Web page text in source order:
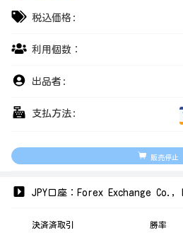
税込価格:
利用個数：
出品者:
支払方法:
販売停止
JPY口座：Forex Exchange Co.,
決済済取引 勝率